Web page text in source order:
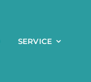
SERVICE